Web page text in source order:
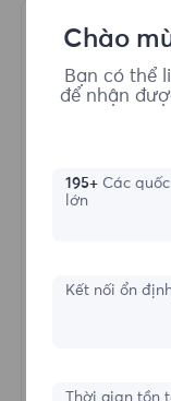
Proxy
Chào
Bạn có thể
để nhận
195+Các
lớn
Kết nối ổn
Thời gian tồn